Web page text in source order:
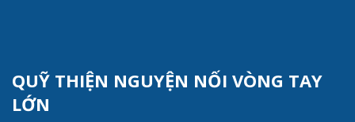
QUỸ THIỆN NGUYỆN NỐI VÒNG TAY
LỚN